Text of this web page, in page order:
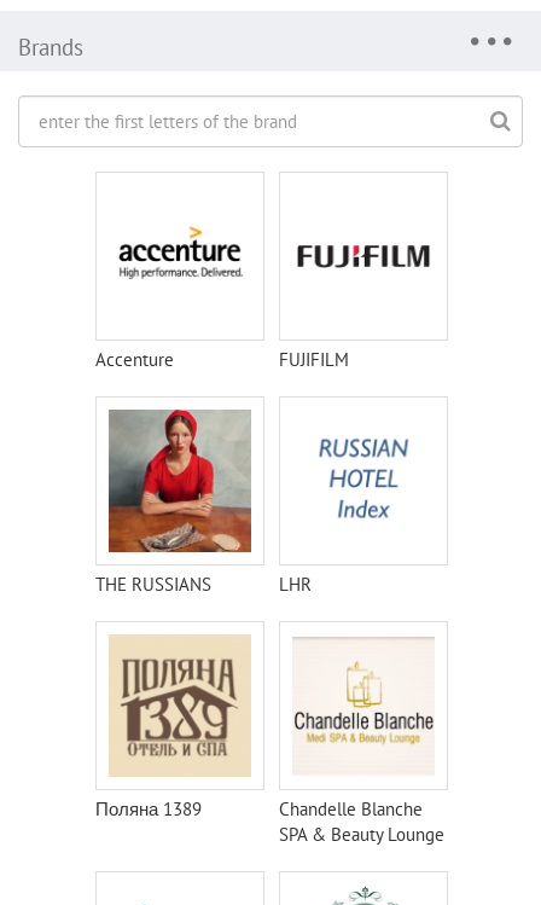
Brands
Accenture FUJIFILM
THE RUSSIANS LHR
Поляна 1389
Chandelle Blanche
SPA & Beauty Lounge